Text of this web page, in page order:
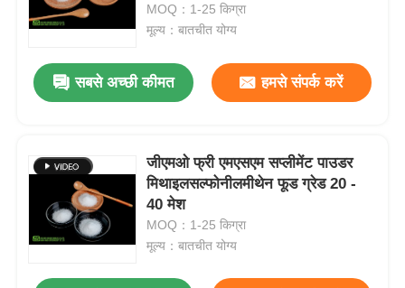
वीडियो
हमारे बारे में
गुणवत्ता नियंत्रण
MOQ：1-25 किग्रा
मूल्य：बातचीत योग्य
सबसे अच्छी कीमत हमसे संपर्क करें
जीएमओ फ्री एमएसएम सप्लीमेंट पाउडर
मिथाइलसल्फोनीलमीथेन फूड ग्रेड 20 -
40 मेश
MOQ：1-25 किग्रा
मूल्य：बातचीत योग्य